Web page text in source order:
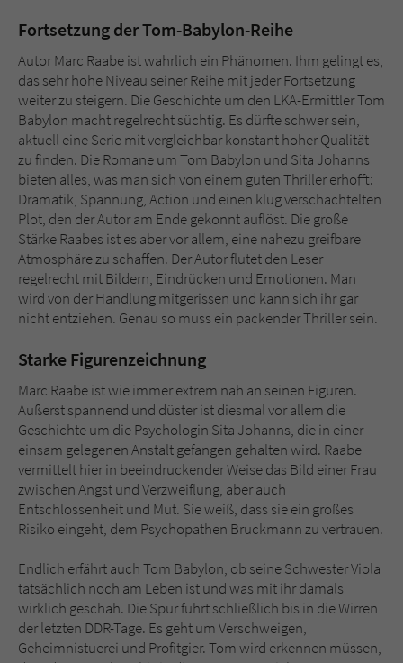
Fortsetzung der Tom-Babylon-Reihe
Autor Marc Raabe ist wahrlich ein Phänomen. Ihm gelingt es,
das sehr hohe Niveau seiner Reihe mit jeder Fortsetzung
weiter zu steigern. Die Geschichte um den LKA-Ermittler Tom
Babylon macht regelrecht süchtig. Es dürfte schwer sein,
aktuell eine Serie mit vergleichbar konstant hoher Qualität
zu finden. Die Romane um Tom Babylon und Sita Johanns
bieten alles, was man sich von einem guten Thriller erhofft:
Dramatik, Spannung, Action und einen klug verschachtelten
Plot, den der Autor am Ende gekonnt auflöst. Die große
Stärke Raabes ist es aber vor allem, eine nahezu greifbare
Atmosphäre zu schaffen. Der Autor flutet den Leser
regelrecht mit Bildern, Eindrücken und Emotionen. Man
wird von der Handlung mitgerissen und kann sich ihr gar
nicht entziehen. Genau so muss ein packender Thriller sein.
Starke Figurenzeichnung
Marc Raabe ist wie immer extrem nah an seinen Figuren.
Äußerst spannend und düster ist diesmal vor allem die
Geschichte um die Psychologin Sita Johanns, die in einer
einsam gelegenen Anstalt gefangen gehalten wird. Raabe
vermittelt hier in beeindruckender Weise das Bild einer Frau
zwischen Angst und Verzweiflung, aber auch
Entschlossenheit und Mut. Sie weiß, dass sie ein großes
Risiko eingeht, dem Psychopathen Bruckmann zu vertrauen.
Endlich erfährt auch Tom Babylon, ob seine Schwester Viola
tatsächlich noch am Leben ist und was mit ihr damals
wirklich geschah. Die Spur führt schließlich bis in die Wirren
der letzten DDR-Tage. Es geht um Verschweigen,
Geheimnistuerei und Profitgier. Tom wird erkennen müssen,